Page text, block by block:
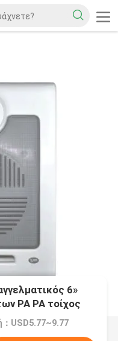
6»
PA PA τοίχος
：USD5.77~9.77